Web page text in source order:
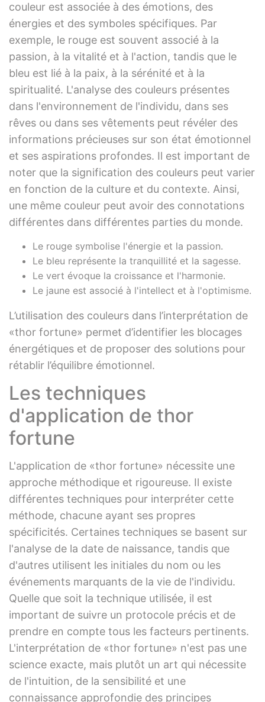
couleur est associée à des émotions, des
énergies et des symboles spécifiques. Par
exemple, le rouge est souvent associé à la
passion, à la vitalité et à l'action, tandis que le
bleu est lié à la paix, à la sérénité et à la
spiritualité. L'analyse des couleurs présentes
dans l'environnement de l'individu, dans ses
rêves ou dans ses vêtements peut révéler des
informations précieuses sur son état émotionnel
et ses aspirations profondes. Il est important de
noter que la signification des couleurs peut varier
en fonction de la culture et du contexte. Ainsi,
une même couleur peut avoir des connotations
différentes dans différentes parties du monde.
Le rouge symbolise l'énergie et la passion.
Le bleu représente la tranquillité et la sagesse.
Le vert évoque la croissance et l'harmonie.
Le jaune est associé à l'intellect et à l'optimisme.
L’utilisation des couleurs dans l’interprétation de
«thor fortune» permet d’identifier les blocages
énergétiques et de proposer des solutions pour
rétablir l’équilibre émotionnel.
Les techniques
d'application de thor
fortune
L'application de «thor fortune» nécessite une
approche méthodique et rigoureuse. Il existe
différentes techniques pour interpréter cette
méthode, chacune ayant ses propres
spécificités. Certaines techniques se basent sur
l'analyse de la date de naissance, tandis que
d'autres utilisent les initiales du nom ou les
événements marquants de la vie de l'individu.
Quelle que soit la technique utilisée, il est
important de suivre un protocole précis et de
prendre en compte tous les facteurs pertinents.
L'interprétation de «thor fortune» n'est pas une
science exacte, mais plutôt un art qui nécessite
de l'intuition, de la sensibilité et une
connaissance approfondie des principes